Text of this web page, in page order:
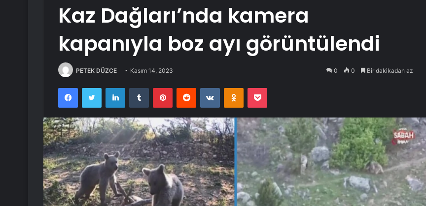
Kaz Dağları’nda kamera
kapanıyla boz ayı görüntülendi
PETEK DÜZCE Kasım 14, 2023 0 0 Bir dakikadan az
FacebookTwitter LinkedInTumblr PinterestReddit VKontakteOdnoklassniki
Pocket